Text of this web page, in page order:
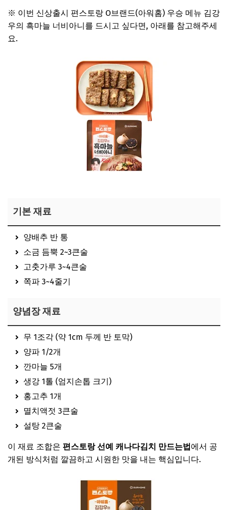
※ 이번 신상출시 편스토랑 O브랜드(아워홈) 우승 메뉴 김강
우의 흑마늘 너비아니를 드시고 싶다면, 아래를 참고해주세
요.
기본 재료
양배추 반 통
소금 듬뿍 2~3큰술
고춧가루 3~4큰술
쪽파 3~4줄기
양념장 재료
무 1조각 (약 1cm 두께 반 토막)
양파 1/2개
깐마늘 5개
생강 1톨 (엄지손톱 크기)
홍고추 1개
멸치액젓 3큰술
설탕 2큰술
이 재료 조합은 편스토랑 선예 캐나다김치 만드는법에서 공
개된 방식처럼 깔끔하고 시원한 맛을 내는 핵심입니다.